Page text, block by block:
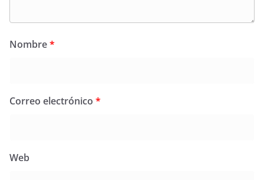
Nombre*
Correo electrónico *
Web